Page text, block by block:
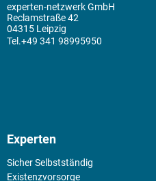
experten-netzwerk GmbH
Reclamstraße 42
04315 Leipzig
+49 341 98995950
Experten
Sicher Selbstständig
Existenz­vorsorge